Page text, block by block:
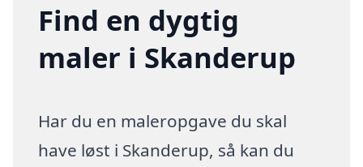
Find en dygtig
maler i Skanderup
Har du en maleropgave du skal
have løst i Skanderup, så kan du